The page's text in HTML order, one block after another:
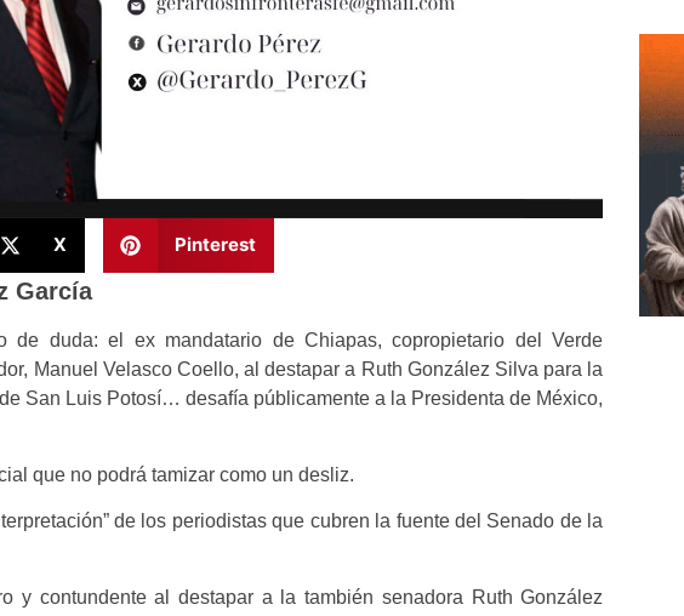
X Pinterest
García
de duda: el ex mandatario de Chiapas, copropietario del Verde
Manuel Velasco Coello, al destapar a Ruth González Silva para la
San Luis Potosí… desafía públicamente a la Presidenta de México,
que no podrá tamizar como un desliz.
de los periodistas que cubren la fuente del Senado de la
y contundente al destapar a la también senadora Ruth González